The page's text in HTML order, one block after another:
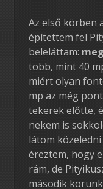
Az első körben
építettem fel
beleláttam:
több, mint 40
miért olyan
mp az még
tekerek előtte,
nekem is
látom
éreztem, hogy
rám, de
második